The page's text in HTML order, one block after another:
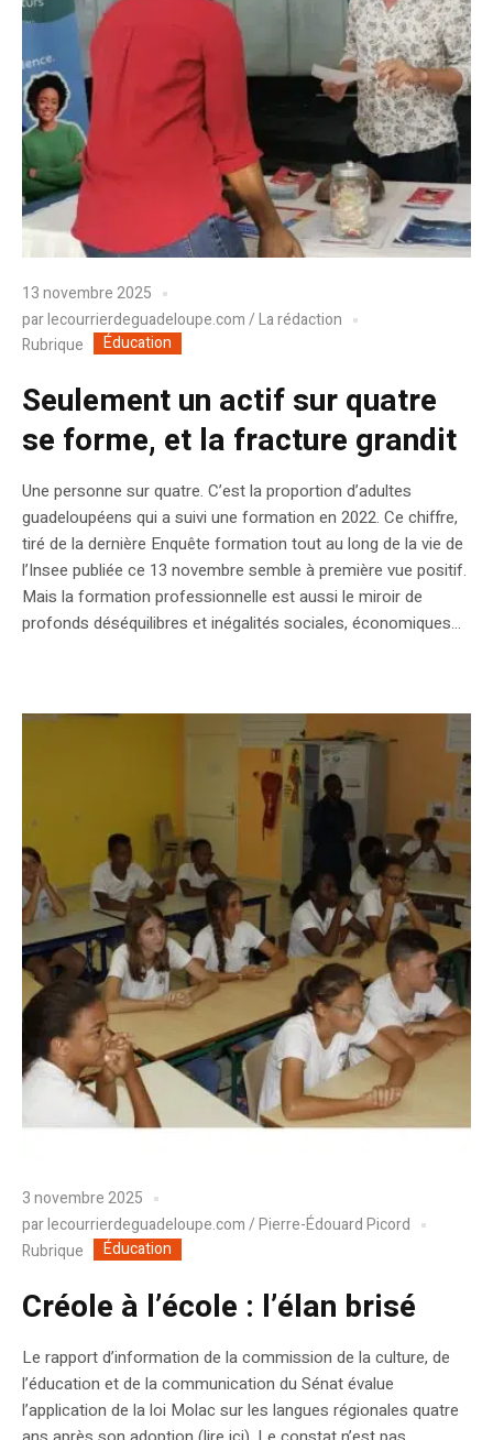
13 novembre 2025
parlecourrierdeguadeloupe.com / La rédaction
Rubrique
Éducation
Seulement un actif sur quatre
se forme, et la fracture grandit
Une personne sur quatre. C’est la proportion d’adultes
guadeloupéens qui a suivi une formation en 2022. Ce chiffre,
tiré de la dernière Enquête formation tout au long de la vie de
l’Insee publiée ce 13 novembre semble à première vue positif.
Mais la formation professionnelle est aussi le miroir de
profonds déséquilibres et inégalités sociales, économiques...
3 novembre 2025
parlecourrierdeguadeloupe.com / Pierre-Édouard Picord
Rubrique
Éducation
Créole à l’école : l’élan brisé
Le rapport d’information de la commission de la culture, de
l’éducation et de la communication du Sénat évalue
l’application de la loi Molac sur les langues régionales quatre